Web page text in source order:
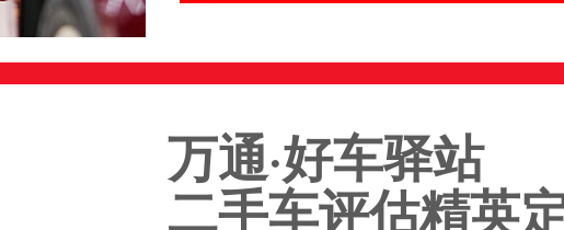
万通·好车驿站
二手车评估精英
抢占成功